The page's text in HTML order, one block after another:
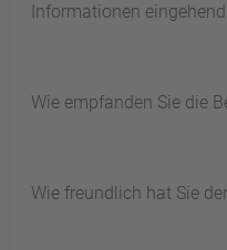
Informationen
Wie empfanden Sie die
Wie freundlich hat Sie